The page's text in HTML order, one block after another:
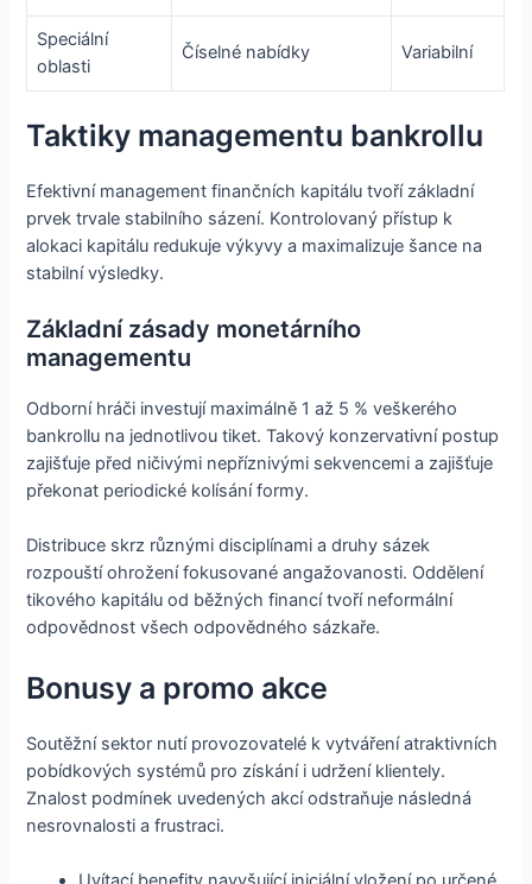
Speciální
oblasti
Číselné nabídky Variabilní
Taktiky managementu bankrollu
Efektivní management finančních kapitálu tvoří základní
prvek trvale stabilního sázení. Kontrolovaný přístup k
alokaci kapitálu redukuje výkyvy a maximalizuje šance na
stabilní výsledky.
Základní zásady monetárního
managementu
Odborní hráči investují maximálně 1 až 5 % veškerého
bankrollu na jednotlivou tiket. Takový konzervativní postup
zajišťuje před ničivými nepříznivými sekvencemi a zajišťuje
překonat periodické kolísání formy.
Distribuce skrz různými disciplínami a druhy sázek
rozpouští ohrožení fokusované angažovanosti. Oddělení
tikového kapitálu od běžných financí tvoří neformální
odpovědnost všech odpovědného sázkaře.
Bonusy a promo akce
Soutěžní sektor nutí provozovatelé k vytváření atraktivních
pobídkových systémů pro získání i udržení klientely.
Znalost podmínek uvedených akcí odstraňuje následná
nesrovnalosti a frustraci.